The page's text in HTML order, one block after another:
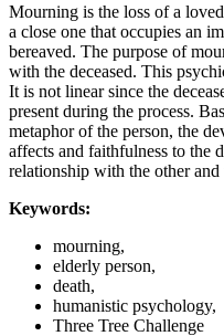
Mourning is the loss of a
a close one that occupies an
bereaved. The purpose of
with the deceased. This
It is not linear since the
present during the process.
metaphor of the person, the
affects and faithfulness to the
relationship with the other
Keywords:
mourning,
elderly person,
death,
humanistic psychology,
Three Tree Challenge